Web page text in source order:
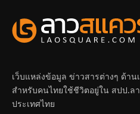
เว็บแหล่งข้อมูล ข่าวสารต่างๆ ด้า
สำหรับคนไทยใช้ชีวิตอยู่ใน สปป.ล
ประเทศไทย